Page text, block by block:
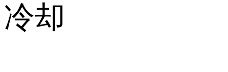
冷却